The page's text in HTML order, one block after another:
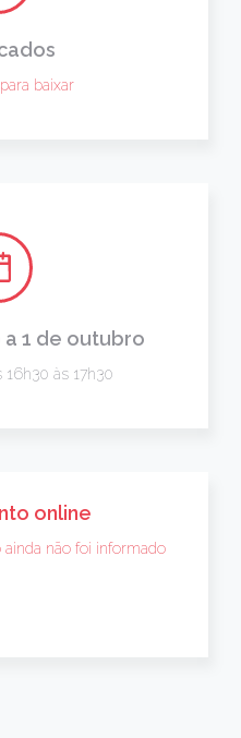
baixar
a 1 de outubro
16h30 às 17h30
online
não foi informado